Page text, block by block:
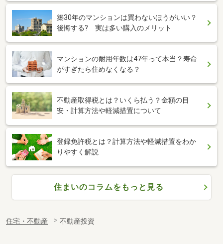
築30年のマンションは買わないほうがいい？
後悔する? 実は多い購入のメリット
マンションの耐用年数は47年って本当？寿命
がすぎたら住めなくなる？
不動産取得税とは？いくら払う？金額の目
安・計算方法や軽減措置について
登録免許税とは？計算方法や軽減措置をわか
りやすく解説
住まいのコラムをもっと見る
住宅・不動産 不動産投資